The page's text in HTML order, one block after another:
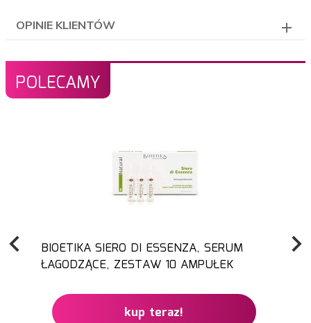
OPINIE KLIENTÓW
POLECAMY
BIOETIKA SIERO DI ESSENZA, SERUM
ŁAGODZĄCE, ZESTAW 10 AMPUŁEK
kup teraz!